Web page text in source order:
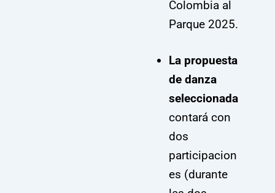
Colombia al
Parque 2025.
La propuesta
de danza
seleccionada
contará con
dos
participacion
es (durante